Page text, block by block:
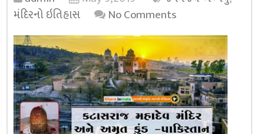
મંદિરનો ઇતિહાસ
No Comments